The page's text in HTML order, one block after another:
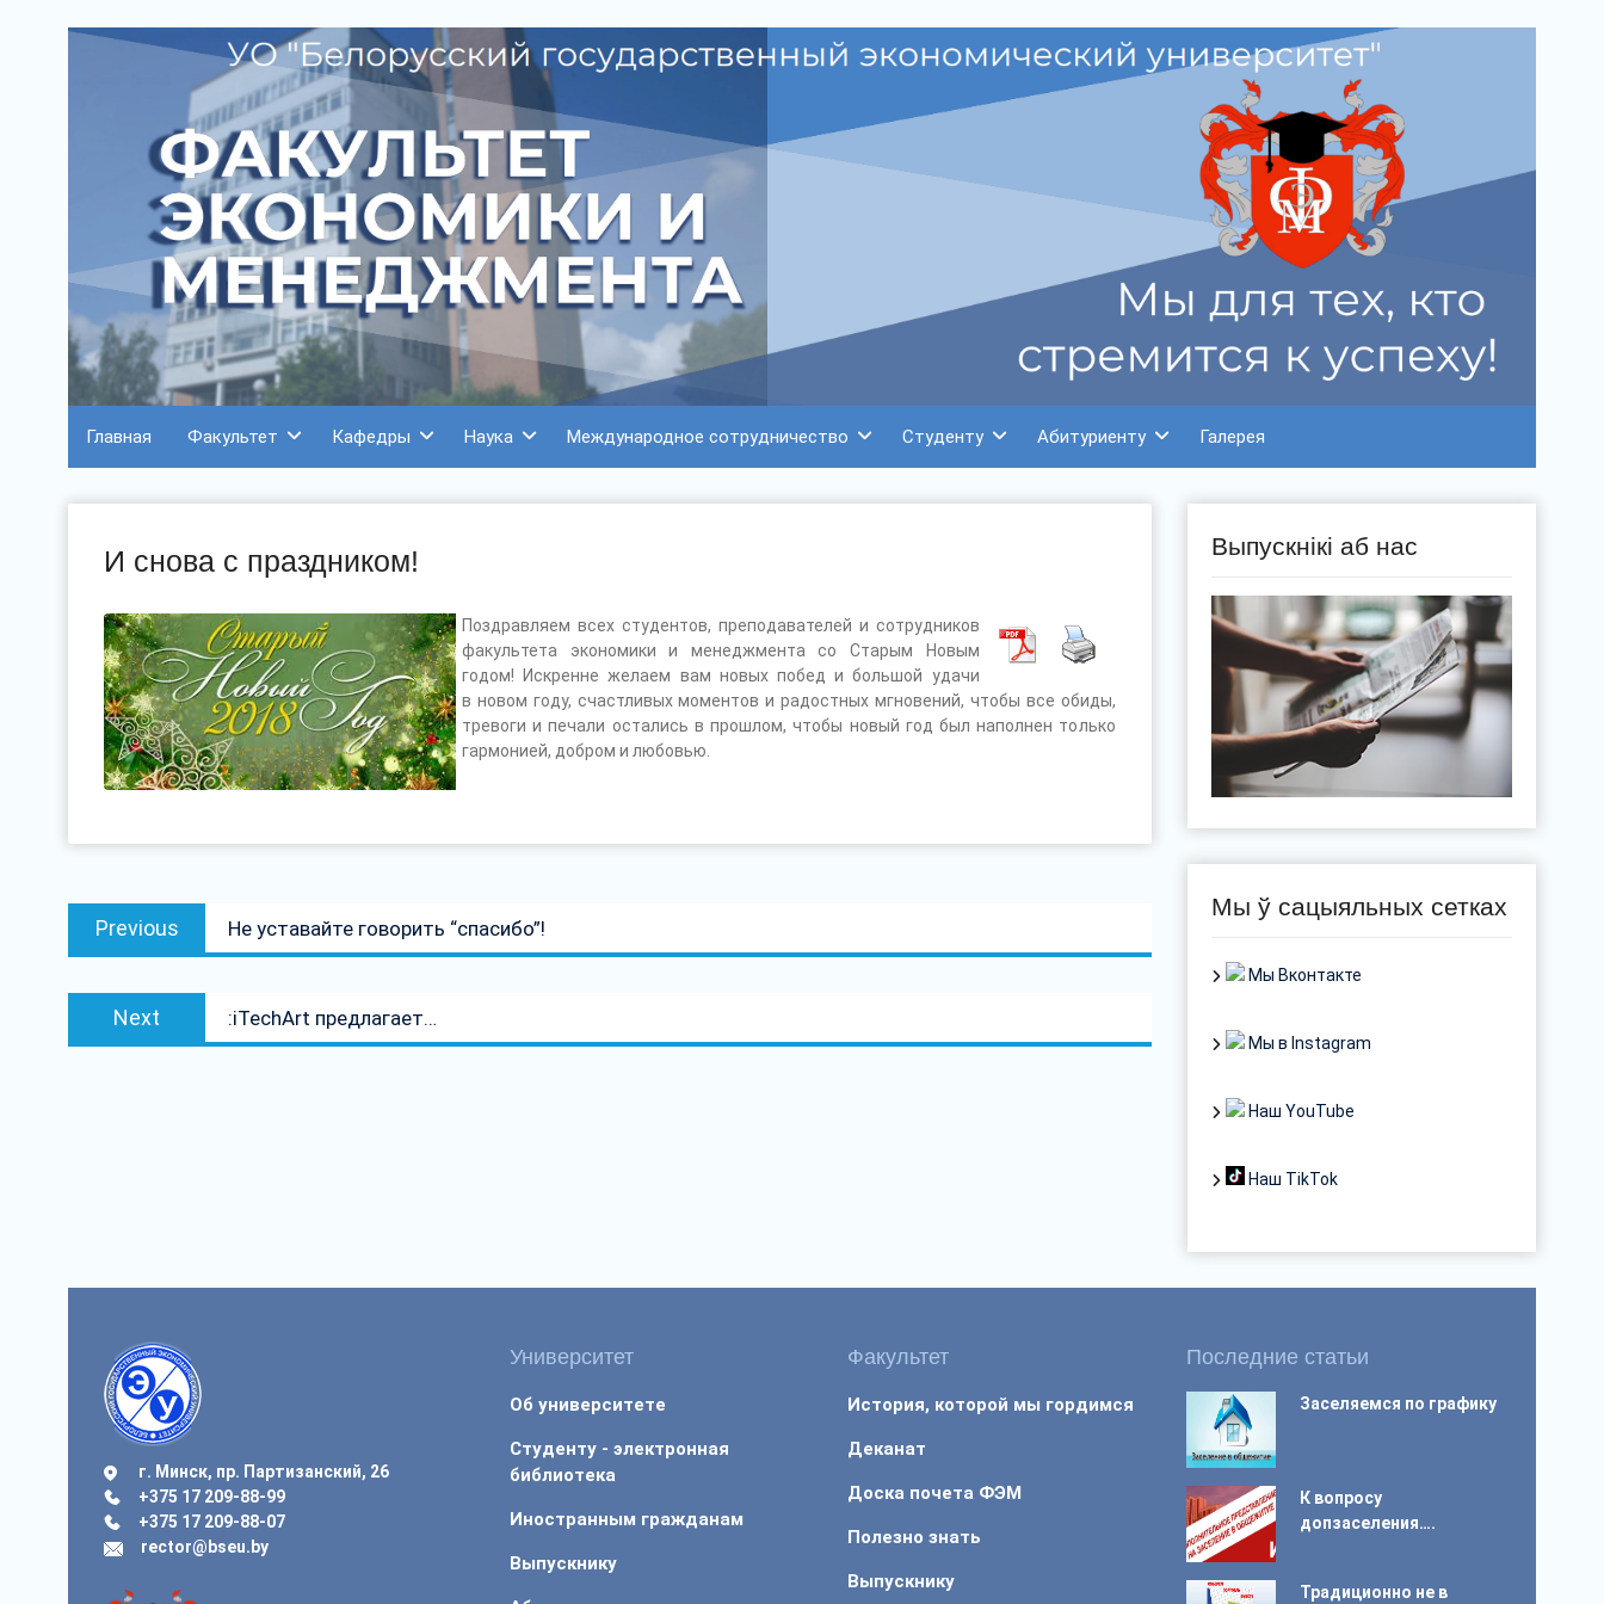
Главная Факультет Кафедры Наука Международное сотрудничество Студенту Абитуриенту Галерея
И снова с праздником!
Поздравляем всех студентов, преподавателей и сотрудников
факультета экономики и менеджмента со Старым Новым
годом! Искренне желаем вам новых побед и большой удачи
в новом году, счастливых моментов и радостных мгновений, чтобы все обиды,
тревоги и печали остались в прошлом, чтобы новый год был наполнен только
гармонией, добром и любовью.
Навігацыя
Previous
post:
Не уставайте говорить “спасибо”!
Next
post:
:iTechArt предлагает…
Выпускнікі аб нас
Мы ў сацыяльных сетках
Мы Вконтакте
Мы в Instagram
Наш YouTube
Наш TikTok
г. Минск, пр. Партизанский, 26
+375 17 209-88-99
+375 17 209-88-07
rector@bseu.by
Университет
Об университете
Студенту - электронная
библиотека
Иностранным гражданам
Выпускнику
Факультет
История, которой мы гордимся
Деканат
Доска почета ФЭМ
Полезно знать
Выпускнику
Последние статьи
Заселяемся по графику
К вопросу
допзаселения….
Традиционно не в